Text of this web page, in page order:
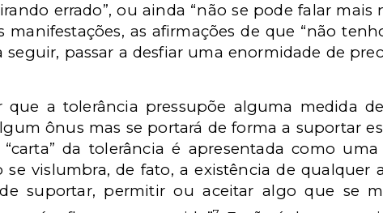
errado”, ou ainda “não se pode falar mais
manifestações, as afirmações de que “não
seguir, passar a desfiar uma enormidade de
que a tolerância pressupõe alguma medida
ônus mas se portará de forma a suportar
da tolerância é apresentada como
vislumbra, de fato, a existência de qualquer
suportar, permitir ou aceitar algo que se